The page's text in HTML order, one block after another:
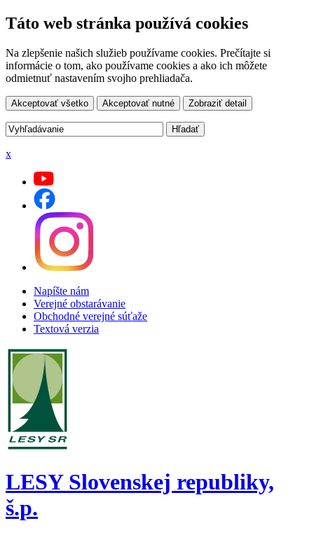
Táto web stránka používá cookies
Na zlepšenie našich služieb používame cookies. Prečítajte si
informácie o tom, ako používame cookies a ako ich môžete
odmietnuť nastavením svojho prehliadača.
Akceptovať všetko Akceptovať nutné Zobraziť detail
x
Napíšte nám
Verejné obstarávanie
Obchodné verejné súťaže
Textová verzia
LESY Slovenskej republiky,
š.p.